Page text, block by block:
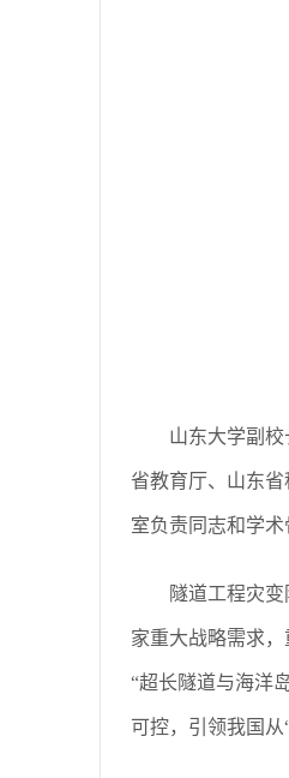
山东大学副
省教育厅、山东
室负责同志和学
隧道工程灾
家重大战略需求
“超长隧道与海洋
可控，引领我国从